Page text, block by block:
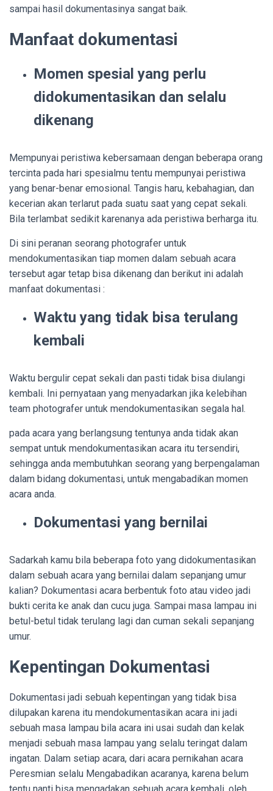
sampai hasil dokumentasinya sangat baik.
Manfaat dokumentasi
Momen spesial yang perlu
didokumentasikan dan selalu
dikenang
Mempunyai peristiwa kebersamaan dengan beberapa orang
tercinta pada hari spesialmu tentu mempunyai peristiwa
yang benar-benar emosional. Tangis haru, kebahagian, dan
kecerian akan terlarut pada suatu saat yang cepat sekali.
Bila terlambat sedikit karenanya ada peristiwa berharga itu.
Di sini peranan seorang photografer untuk
mendokumentasikan tiap momen dalam sebuah acara
tersebut agar tetap bisa dikenang dan berikut ini adalah
manfaat dokumentasi :
Waktu yang tidak bisa terulang
kembali
Waktu bergulir cepat sekali dan pasti tidak bisa diulangi
kembali. Ini pernyataan yang menyadarkan jika kelebihan
team photografer untuk mendokumentasikan segala hal.
pada acara yang berlangsung tentunya anda tidak akan
sempat untuk mendokumentasikan acara itu tersendiri,
sehingga anda membutuhkan seorang yang berpengalaman
dalam bidang dokumentasi, untuk mengabadikan momen
acara anda.
Dokumentasi yang bernilai
Sadarkah kamu bila beberapa foto yang didokumentasikan
dalam sebuah acara yang bernilai dalam sepanjang umur
kalian? Dokumentasi acara berbentuk foto atau video jadi
bukti cerita ke anak dan cucu juga. Sampai masa lampau ini
betul-betul tidak terulang lagi dan cuman sekali sepanjang
umur.
Kepentingan Dokumentasi
Dokumentasi jadi sebuah kepentingan yang tidak bisa
dilupakan karena itu mendokumentasikan acara ini jadi
sebuah masa lampau bila acara ini usai sudah dan kelak
menjadi sebuah masa lampau yang selalu teringat dalam
ingatan. Dalam setiap acara, dari acara pernikahan acara
Peresmian selalu Mengabadikan acaranya, karena belum